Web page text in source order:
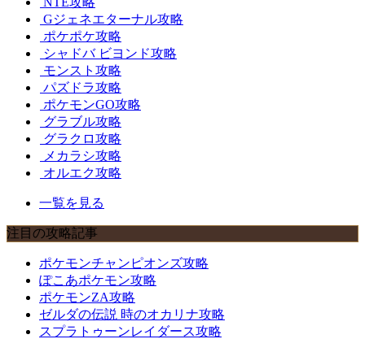
Gジェネエターナル攻略
ポケポケ攻略
シャドバ ビヨンド攻略
モンスト攻略
パズドラ攻略
ポケモンGO攻略
グラブル攻略
グラクロ攻略
メカラシ攻略
オルエク攻略
一覧を見る
注目の攻略記事
ポケモンチャンピオンズ攻略
ぽこあポケモン攻略
ポケモンZA攻略
ゼルダの伝説 時のオカリナ攻略
スプラトゥーンレイダース攻略